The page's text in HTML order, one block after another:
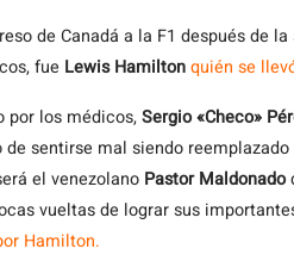
de Canadá a la F1 después de
fue Lewis Hamiltonquién se
por los médicos,Sergio «Checo»
de sentirse mal siendo
el venezolano Pastor Maldonado
vueltas de lograr sus
Hamilton.